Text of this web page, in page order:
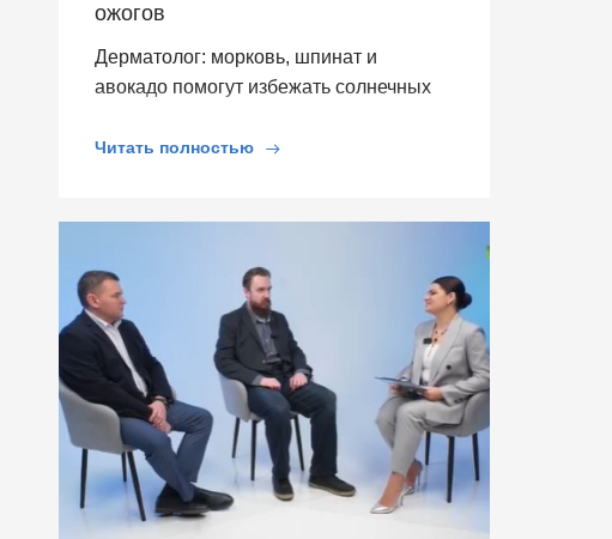
ожогов
Дерматолог: морковь, шпинат и
авокадо помогут избежать солнечных
Читать полностью